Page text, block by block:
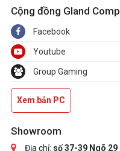
Cộng đồng Gland
Facebook
Youtube
Group Gaming
Xem bản PC
Showroom
Địa chỉ: số 37-39 Ngõ